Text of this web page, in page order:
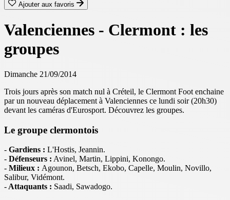
Ajouter aux favoris
Valenciennes - Clermont : les
groupes
Dimanche 21/09/2014
Trois jours après son match nul à Créteil, le Clermont Foot enchaine
par un nouveau déplacement à Valenciennes ce lundi soir (20h30)
devant les caméras d'Eurosport. Découvrez les groupes.
Le groupe clermontois
- Gardiens : L'Hostis, Jeannin.
- Défenseurs : Avinel, Martin, Lippini, Konongo.
- Milieux : Agounon, Betsch, Ekobo, Capelle, Moulin, Novillo,
Salibur, Vidémont.
- Attaquants : Saadi, Sawadogo.